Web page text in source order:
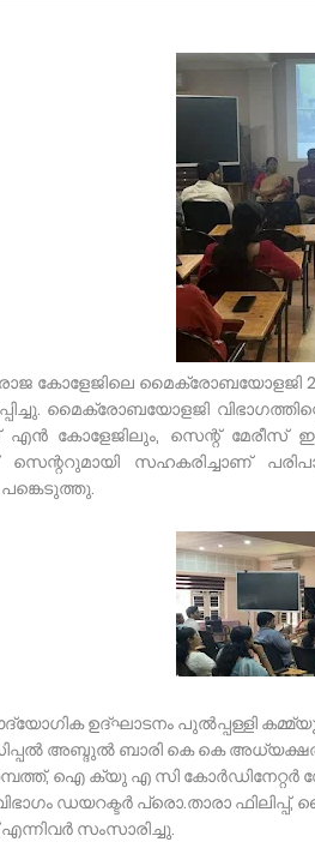
കോളേജിലെ മൈക്രോബയോളജി
മൈക്രോബയോളജി
കോളേജിലും, സെന്റ് മേരീസ്‌
സഹകരിച്ചാണ്
പങ്കെടുത്തു.
ഉദ്ഘാടനം പുൽപ്പള്ളി
അബ്ദുൽ ബാരി കെ കെ
ഐ ക്യു എ സി
ഡയറക്ടർ പ്രൊ.താരാ ഫിലിപ്പ്,
സംസാരിച്ചു.